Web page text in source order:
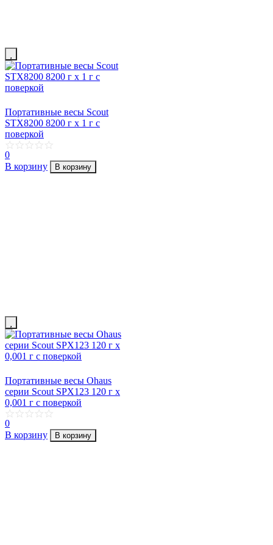
Портативные весы Scout
STX8200 8200 г х 1 г с
поверкой
0
В корзину
В корзину
Портативные весы Ohaus
серии Scout SPX123 120 г х
0,001 г с поверкой
0
В корзину
В корзину